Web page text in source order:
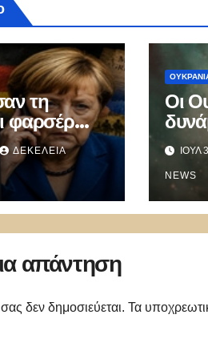
τη
φαρσέρ
Lexus – Οι
του Minsk
ΔΕΚΈΛΕΙΑ
Οι
ΙΟΎΛ
NEWS
απάντηση
δεν δημοσιεύεται. Τα